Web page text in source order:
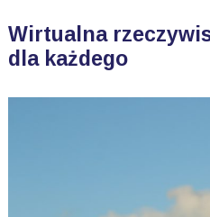
Wirtualna
dla każdego